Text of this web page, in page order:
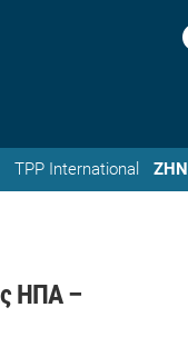
TPP International ΖΗΝ
ΗΠΑ –